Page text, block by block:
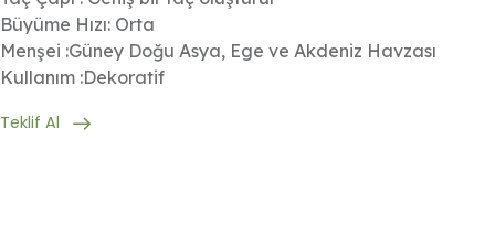
Büyüme Hızı: Orta
Menşei :Güney Doğu Asya, Ege ve Akdeniz Havzası
Kullanım :Dekoratif
Teklif Al